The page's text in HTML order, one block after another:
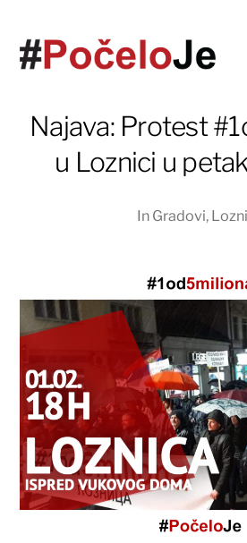
Najava: Protest
u Loznici u
In Gradovi,